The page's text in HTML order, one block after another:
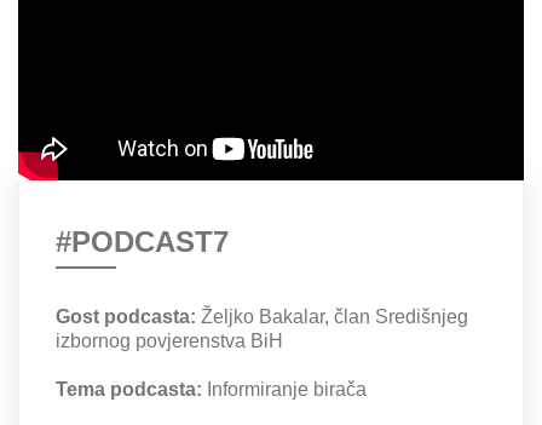
#PODCAST7
Gost podcasta: Željko Bakalar, član Središnjeg
izbornog povjerenstva BiH
Tema podcasta: Informiranje birača